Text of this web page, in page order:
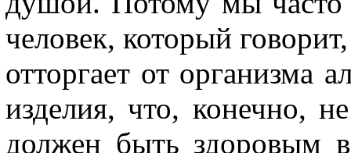
человек, который
отторгает от организма
изделия, что, конечно,
должен быть здоровым